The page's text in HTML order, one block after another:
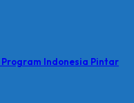
Indonesia Pintar